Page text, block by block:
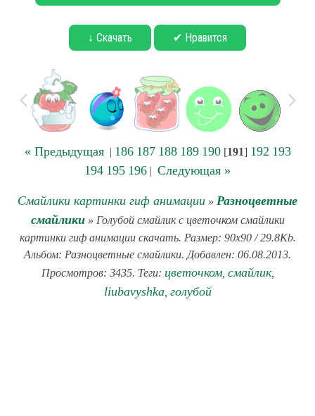
↓ Скачать ✔ Нравится
« Предыдущая| 186 187 188 189 190[191] 192 193
194 195 196 | Следующая »
Смайлики картинки гиф анимации » Разноцветные
смайлики» Голубой смайлик с цветочком смайлики
картинки гиф анимации скачать. Размер: 90x90 / 29.8Kb.
Альбом: Разноцветные смайлики. Добавлен: 06.08.2013.
Просмотров: 3435. Теги: цветочком, смайлик,
liubavyshka, голубой